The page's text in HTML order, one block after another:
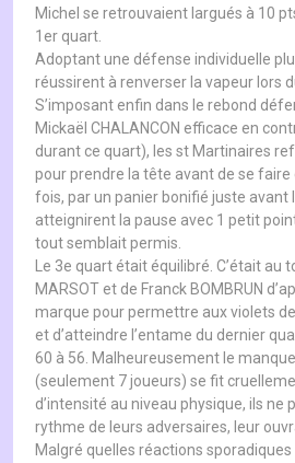
Michel se retrouvaient largués à 10
1er quart.
Adoptant une défense individuelle
réussirent à renverser la vapeur lors
S’imposant enfin dans le rebond
Mickaël CHALANCON efficace en
durant ce quart), les st Martinaires
pour prendre la tête avant de se faire
fois, par un panier bonifié juste avant
atteignirent la pause avec 1 petit
tout semblait permis.
Le 3e quart était équilibré. C’était au
MARSOT et de Franck BOMBRUN
marque pour permettre aux violets
et d’atteindre l’entame du dernier
60 à 56. Malheureusement le
(seulement 7 joueurs) se fit
d’intensité au niveau physique, ils ne
rythme de leurs adversaires, leur
Malgré quelles réactions sporadiques